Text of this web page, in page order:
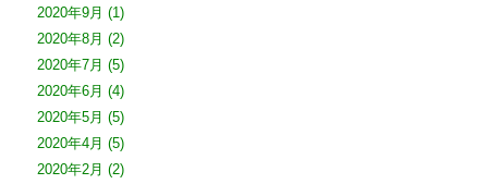
2020年9月 (1)
2020年8月 (2)
2020年7月 (5)
2020年6月 (4)
2020年5月 (5)
2020年4月 (5)
2020年2月 (2)